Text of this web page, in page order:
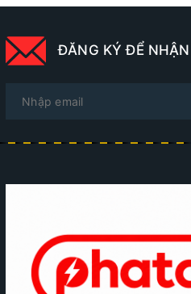
ĐĂNG KÝ ĐỂ